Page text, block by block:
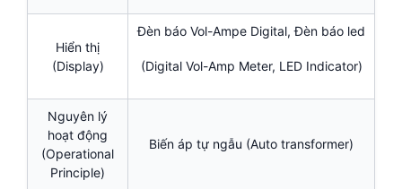
Hiển thị
(Display)
Đèn báo Vol-Ampe Digital, Đèn báo led
(Digital Vol-Amp Meter, LED Indicator)
Nguyên lý
hoạt động
(Operational
Principle)
Biến áp tự ngẫu (Auto transformer)